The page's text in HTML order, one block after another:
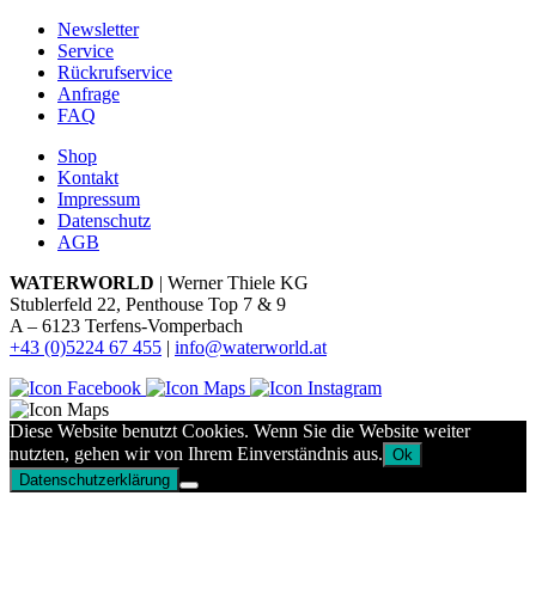
Newsletter
Service
Rückrufservice
Anfrage
FAQ
Shop
Kontakt
Impressum
Datenschutz
AGB
WATERWORLD | Werner Thiele KG
Stublerfeld 22, Penthouse Top 7 & 9
A – 6123 Terfens-Vomperbach
+43 (0)5224 67 455 | info@waterworld.at
Diese Website benutzt Cookies. Wenn Sie die Website weiter
nutzten, gehen wir von Ihrem Einverständnis aus. Ok
Datenschutzerklärung